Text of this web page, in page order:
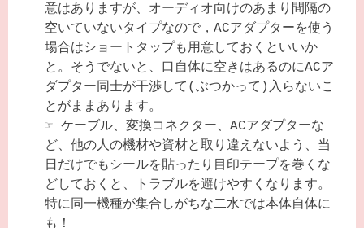
意はありますが、オーディオ向けのあまり間隔の
空いていないタイプなので，ACアダプターを使う
場合はショートタップも用意しておくといいか
と。そうでないと、口自体に空きはあるのにACア
ダプター同士が干渉して(ぶつかって)入らないこ
とがままあります。
☞ ケーブル、変換コネクター、ACアダプターな
ど、他の人の機材や資材と取り違えないよう、当
日だけでもシールを貼ったり目印テープを巻くな
どしておくと、トラブルを避けやすくなります。
特に同一機種が集合しがちな二水では本体自体に
も！